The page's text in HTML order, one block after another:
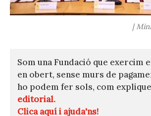
|
Som una Fundació que exercim
en obert, sense murs de
ho podem fer sols, com
editorial.
Clica aquí i ajuda'ns!